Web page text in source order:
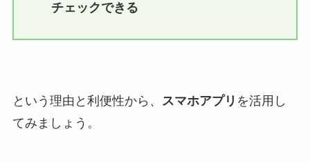
チェックできる
という理由と利便性から、 スマホアプリ を活用し
てみましょう。